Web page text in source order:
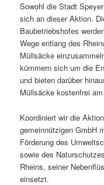
Sowohl die Stadt
sich an dieser Aktion.
Baubetriebshofes
Wege entlang des
Müllsäcke
kümmern sich um die
und bieten darüber
Müllsäcke kostenfrei
Koordiniert wir die
gemeinnützigen GmbH
Förderung des
sowie des
Rheins, seiner
einsetzt.